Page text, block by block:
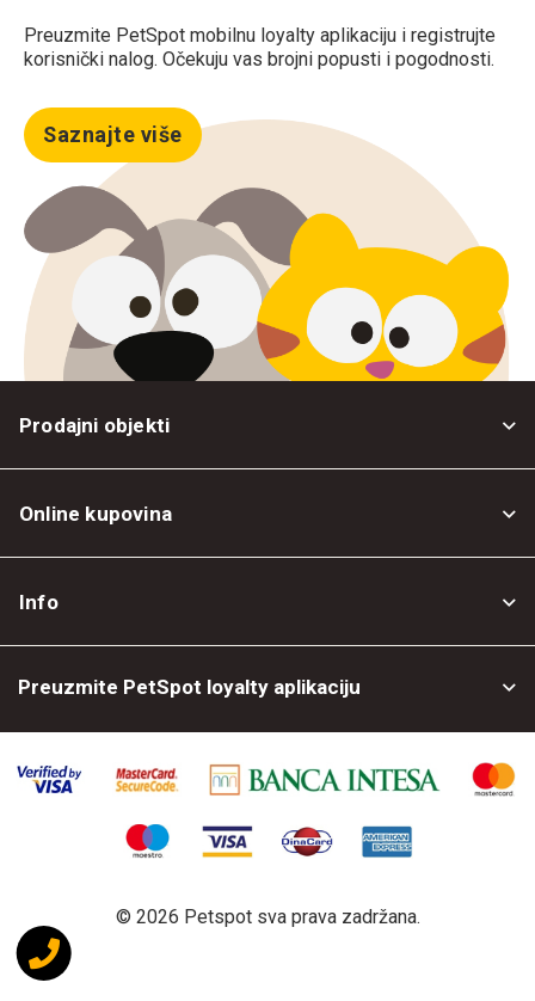
Preuzmite PetSpot mobilnu loyalty aplikaciju i registrujte
korisnički nalog. Očekuju vas brojni popusti i pogodnosti.
Saznajte više
Prodajni objekti
Online kupovina
Info
Preuzmite PetSpot loyalty aplikaciju
© 2026 Petspot sva prava zadržana.